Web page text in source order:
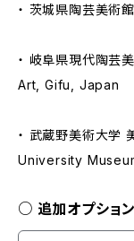
・ 茨城県陶芸美
・ 岐阜県現代陶
Art, Gifu, Japan
・ 武蔵野美術大学
University
○ 追加オプション